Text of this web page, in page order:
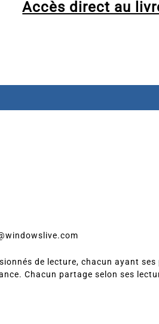
Accès direct au
de lecture, chacun ayant
Chacun partage selon ses